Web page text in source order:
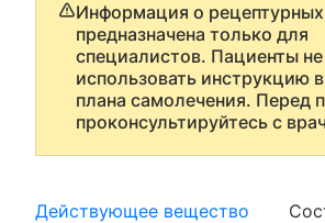
Информация о рецептурных
предназначена только для
специалистов. Пациенты
использовать инструкцию
плана самолечения. Перед
проконсультируйтесь с
Действующее вещество